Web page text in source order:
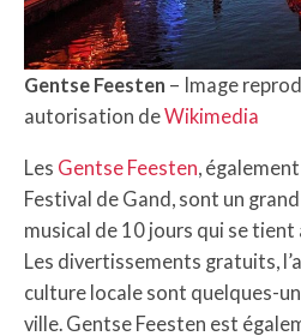
Gentse Feesten – Image
autorisation deWikimedia
Les Gentse Feesten ,
Festival de Gand, sont un
musical de 10 jours qui se tient
Les divertissements gratuits,
culture locale sont quelques-
ville. Gentse Feesten est